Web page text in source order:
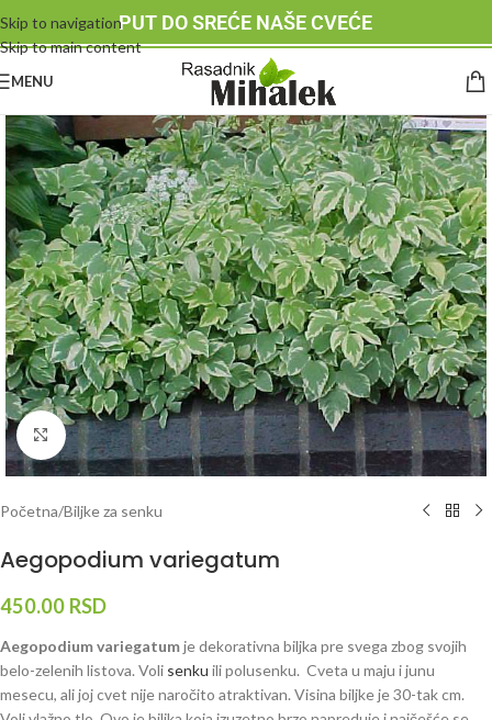
Skip to navigation
Skip to main content
PUT DO SREĆE NAŠE CVEĆE
MENU
Klknite da uvećate
Početna/Biljke za senku
Aegopodium variegatum
450.00 RSD
Aegopodium variegatumje dekorativna biljka pre svega zbog svojih
belo-zelenih listova. Voli senku ili polusenku. Cveta u maju i junu
mesecu, ali joj cvet nije naročito atraktivan. Visina biljke je 30-tak cm.